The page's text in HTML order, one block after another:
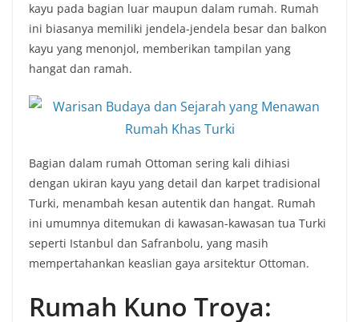
kayu pada bagian luar maupun dalam rumah. Rumah
ini biasanya memiliki jendela-jendela besar dan balkon
kayu yang menonjol, memberikan tampilan yang
hangat dan ramah.
Bagian dalam rumah Ottoman sering kali dihiasi
dengan ukiran kayu yang detail dan karpet tradisional
Turki, menambah kesan autentik dan hangat. Rumah
ini umumnya ditemukan di kawasan-kawasan tua Turki
seperti Istanbul dan Safranbolu, yang masih
mempertahankan keaslian gaya arsitektur Ottoman.
Rumah Kuno Troya: